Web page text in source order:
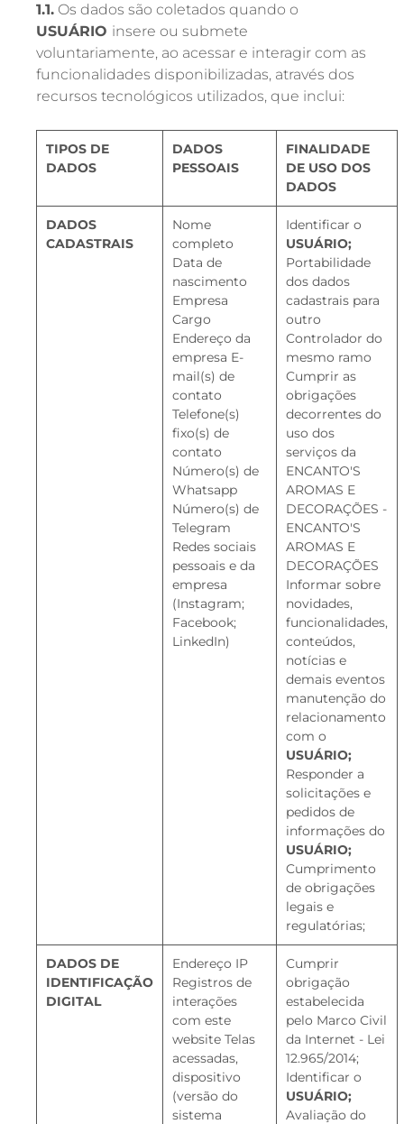
1.1. Os dados são coletados quando o
USUÁRIO insere ou submete
voluntariamente, ao acessar e interagir com as
funcionalidades disponibilizadas, através dos
recursos tecnológicos utilizados, que inclui:
TIPOS DE
DADOS
DADOS
PESSOAIS
FINALIDADE
DE USO DOS
DADOS
DADOS
CADASTRAIS
Nome
completo
Data de
nascimento
Empresa
Cargo
Endereço da
empresa E-
mail(s) de
contato
Telefone(s)
fixo(s) de
contato
Número(s) de
Whatsapp
Número(s) de
Telegram
Redes sociais
pessoais e da
empresa
(Instagram;
Facebook;
LinkedIn)
Identificar o
USUÁRIO;
Portabilidade
dos dados
cadastrais para
outro
Controlador do
mesmo ramo
Cumprir as
obrigações
decorrentes do
uso dos
serviços da
ENCANTO'S
AROMAS E
DECORAÇÕES -
ENCANTO'S
AROMAS E
DECORAÇÕES
Informar sobre
novidades,
funcionalidades,
conteúdos,
notícias e
demais eventos
manutenção do
relacionamento
com o
USUÁRIO;
Responder a
solicitações e
pedidos de
informações do
USUÁRIO;
Cumprimento
de obrigações
legais e
regulatórias;
DADOS DE
IDENTIFICAÇÃO
DIGITAL
Endereço IP
Registros de
interações
com este
website Telas
acessadas,
dispositivo
(versão do
sistema
Cumprir
obrigação
estabelecida
pelo Marco Civil
da Internet - Lei
12.965/2014;
Identificar o
USUÁRIO;
Avaliação do